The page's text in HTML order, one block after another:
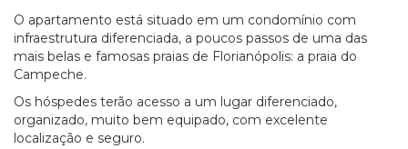
O apartamento está situado em um condomínio com
infraestrutura diferenciada, a poucos passos de uma das
mais belas e famosas praias de Florianópolis: a praia do
Campeche.
Os hóspedes terão acesso a um lugar diferenciado,
organizado, muito bem equipado, com excelente
localização e seguro.